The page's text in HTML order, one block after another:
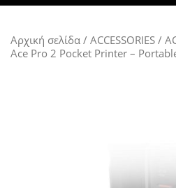
TABLETS
Αρχική σελίδα / ACCESSORIES /
Ace Pro 2 Pocket Printer –